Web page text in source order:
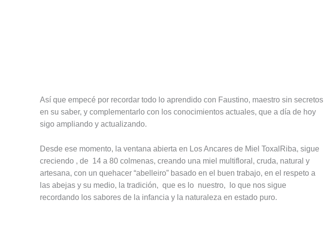
Así que empecé por recordar todo lo aprendido con Faustino, maestro sin secretos
en su saber, y complementarlo con los conocimientos actuales, que a día de hoy
sigo ampliando y actualizando.
Desde ese momento, la ventana abierta en Los Ancares de Miel ToxalRiba, sigue
creciendo , de 14 a 80 colmenas, creando una miel multifloral, cruda, natural y
artesana, con un quehacer “abelleiro” basado en el buen trabajo, en el respeto a
las abejas y su medio, la tradición, que es lo nuestro, lo que nos sigue
recordando los sabores de la infancia y la naturaleza en estado puro.